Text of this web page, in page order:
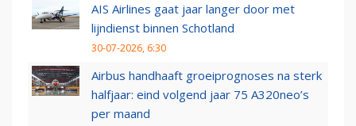
AIS Airlines gaat jaar langer door met
lijndienst binnen Schotland
30-07-2026, 6:30
Airbus handhaaft groeiprognoses na sterk
halfjaar: eind volgend jaar 75 A320neo’s
per maand